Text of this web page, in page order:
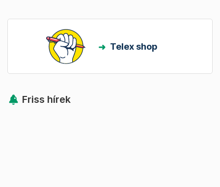
Telex shop
Friss hírek